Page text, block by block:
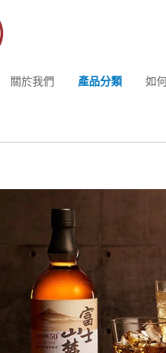
關於我們 產品分類 如